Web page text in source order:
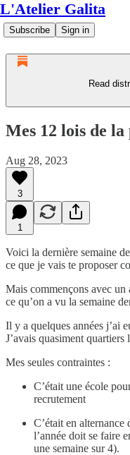
L'Atelier Galita
Subscribe Sign in
Read
Mes 12 lois de la
Aug 28, 2023
3
1
Voici la dernière semaine
ce que je vais te proposer
Mais commençons avec
ce qu’on a vu la semaine
Il y a quelques années j’ai
J’avais quasiment quartiers
Mes seules contraintes :
C’était une école
recrutement
C’était en
l’année doit se faire
une semaine sur 4).